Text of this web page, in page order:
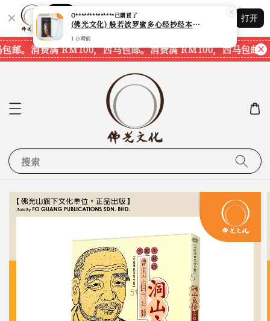
Shopping: 追踪您的订单
您信赖的商店
打开
邮。 消费满 RM100，西马包邮。消费满 RM100，西马包邮。
搜索
1 小時前